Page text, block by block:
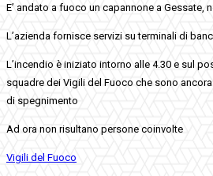
E’ andato a fuoco un capannone a Gessate,
L’azienda fornisce servizi su terminali di
L’incendio è iniziato intorno alle 4.30 e sul
squadre dei Vigili del Fuoco che sono
di spegnimento
Ad ora non risultano persone coinvolte
Vigili del Fuoco